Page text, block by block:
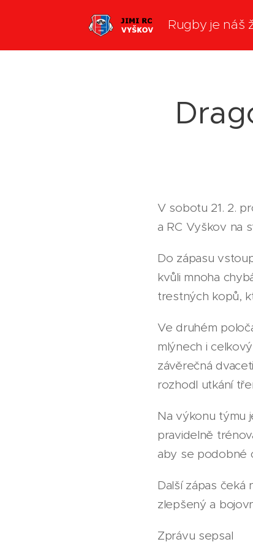
Rugby je náš
V sobotu 21. 2.
a RC Vyškov na
Do zápasu
kvůli mnoha
trestných kopů,
Ve druhém
mlýnech i
závěrečná
rozhodl utkání
Na výkonu týmu
pravidelně
aby se podobné
Další zápas čeká
zlepšený a
Zprávu sepsal